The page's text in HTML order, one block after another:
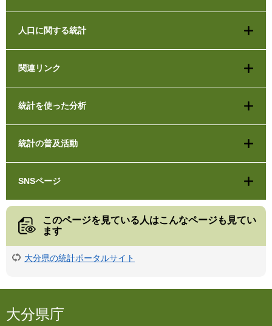
人口に関する統計
関連リンク
統計を使った分析
統計の普及活動
SNSページ
このページを見ている人はこんなページも見てい
ます
大分県の統計ポータルサイト
大分県庁